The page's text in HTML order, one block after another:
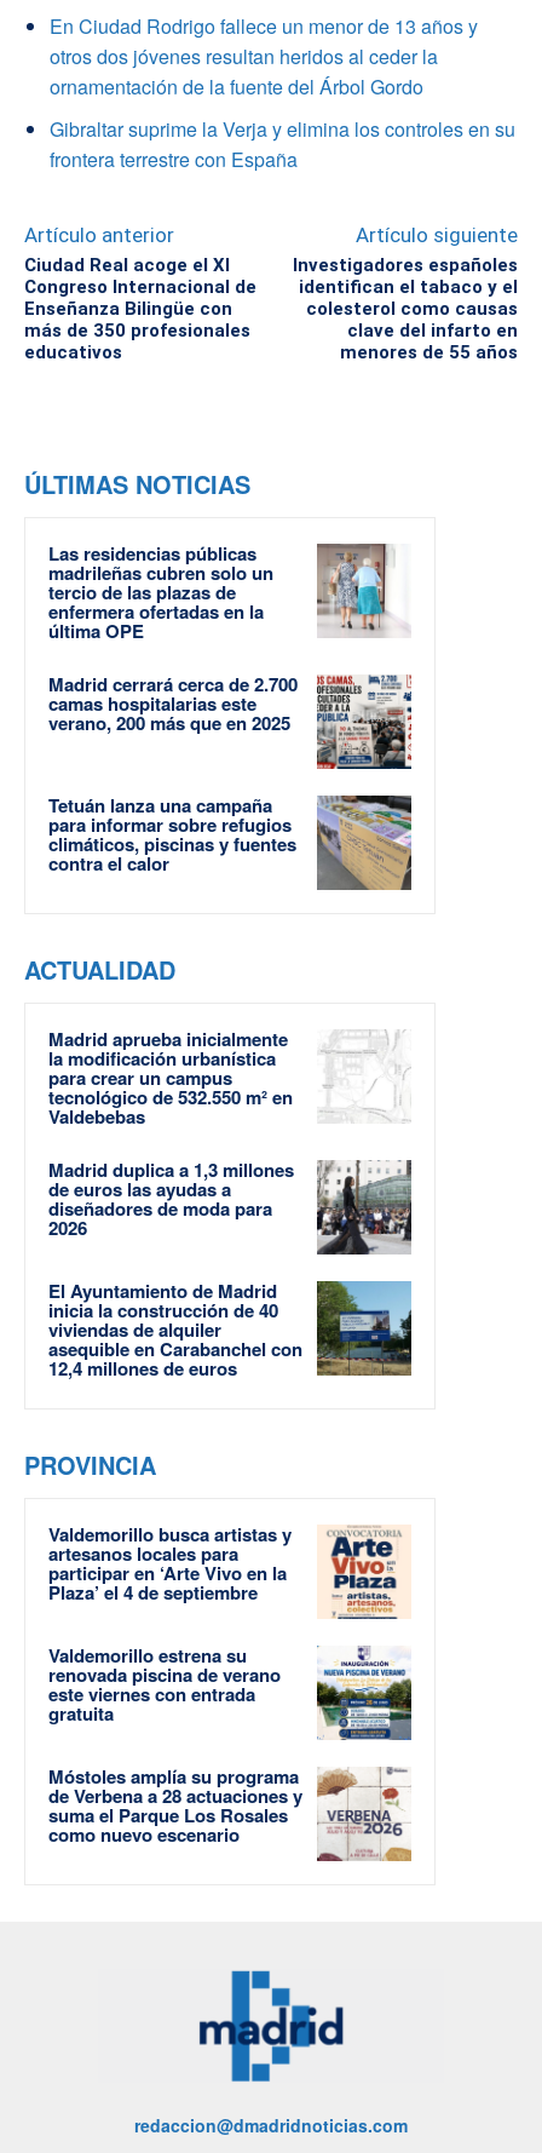
En Ciudad Rodrigo fallece un menor de 13 años y
otros dos jóvenes resultan heridos al ceder la
ornamentación de la fuente del Árbol Gordo
Gibraltar suprime la Verja y elimina los controles en su
frontera terrestre con España
Artículo anterior
Ciudad Real acoge el XI
Congreso Internacional de
Enseñanza Bilingüe con
más de 350 profesionales
educativos
Artículo siguiente
Investigadores españoles
identifican el tabaco y el
colesterol como causas
clave del infarto en
menores de 55 años
ÚLTIMAS NOTICIAS
Las residencias públicas
madrileñas cubren solo un
tercio de las plazas de
enfermera ofertadas en la
última OPE
Madrid cerrará cerca de 2.700
camas hospitalarias este
verano, 200 más que en 2025
Tetuán lanza una campaña
para informar sobre refugios
climáticos, piscinas y fuentes
contra el calor
ACTUALIDAD
Madrid aprueba inicialmente
la modificación urbanística
para crear un campus
tecnológico de 532.550 m² en
Valdebebas
Madrid duplica a 1,3 millones
de euros las ayudas a
diseñadores de moda para
2026
El Ayuntamiento de Madrid
inicia la construcción de 40
viviendas de alquiler
asequible en Carabanchel con
12,4 millones de euros
PROVINCIA
Valdemorillo busca artistas y
artesanos locales para
participar en ‘Arte Vivo en la
Plaza’ el 4 de septiembre
Valdemorillo estrena su
renovada piscina de verano
este viernes con entrada
gratuita
Móstoles amplía su programa
de Verbena a 28 actuaciones y
suma el Parque Los Rosales
como nuevo escenario
redaccion@dmadridnoticias.com